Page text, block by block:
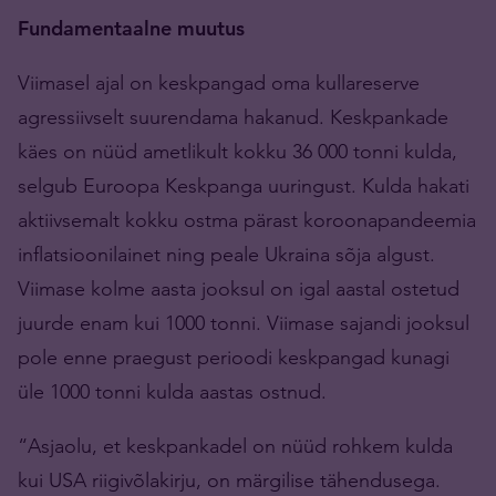
Fundamentaalne muutus
Viimasel ajal on keskpangad oma kullareserve
agressiivselt suurendama hakanud. Keskpankade
käes on nüüd ametlikult kokku 36 000 tonni kulda,
selgub Euroopa Keskpanga uuringust. Kulda hakati
aktiivsemalt kokku ostma pärast koroonapandeemia
inflatsioonilainet ning peale Ukraina sõja algust.
Viimase kolme aasta jooksul on igal aastal ostetud
juurde enam kui 1000 tonni. Viimase sajandi jooksul
pole enne praegust perioodi keskpangad kunagi
üle 1000 tonni kulda aastas ostnud.
“Asjaolu, et keskpankadel on nüüd rohkem kulda
kui USA riigivõlakirju, on märgilise tähendusega.